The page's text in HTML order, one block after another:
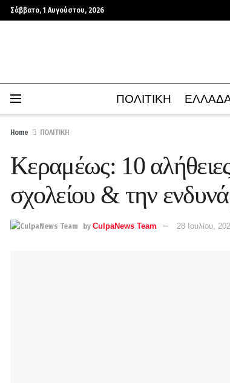
Σάββατο, 1 Αυγούστου, 2026
ΠΟΛΙΤΙΚΗ
Home ΠΟΛΙΤΙΚΗ
Κεραμέως: 10
σχολείου & την
by CulpaNews Team 28 Ιουλίου,